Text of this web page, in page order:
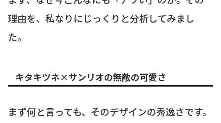
理由を、私なりにじっくりと分析してみまし
た。
キタキツネ×サンリオの無敵の可愛さ
まず何と言っても、そのデザインの秀逸さです。